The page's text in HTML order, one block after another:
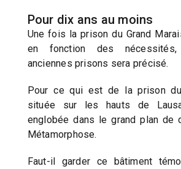
Pour dix ans au moins
Une fois la prison du Grand
en fonction des nécessités,
anciennes prisons sera précisé.
Pour ce qui est de la prison
située sur les hauts de
englobée dans le grand plan de
Métamorphose.
Faut-il garder ce bâtiment